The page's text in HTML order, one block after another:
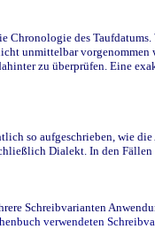
des
unmittelbar
zu überprüfen. Eine
so aufgeschrieben, wie
Dialekt. In den
Schreibvarianten
verwendeten